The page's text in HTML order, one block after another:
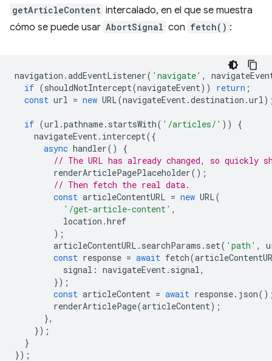
getArticleContent intercalado, en el que se muestra
cómo se puede usar AbortSignal con fetch() :
navigation .addEventListener( 'navigate' ,
if (shouldNotIntercept(navigateEvent)) return ;
const url = new URL(navigateEvent.destination .url
if (url .pathname. startsWith( '/articles/' ))
{
navigateEvent. intercept({
async handler()
{
// The URL has already changed, so quickly
renderArticlePagePlaceholder();
// Then fetch the real data.
const articleContentURL = new URL(
'/get-article-content' ,
location .href
);
articleContentURL . searchParams . set( 'path' ,
const response = await fetch(
signal : navigateEvent. signal,
});
const articleContent = await response. json
renderArticlePage(articleContent);
},
});
}
});